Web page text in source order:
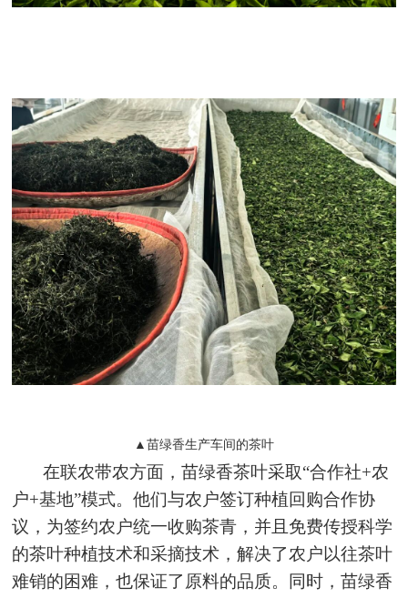
▲苗绿香生产车间的茶叶
在联农带农方面，苗绿香茶叶采取“合作社+农
户+基地”模式。他们与农户签订种植回购合作协
议，为签约农户统一收购茶青，并且免费传授科学
的茶叶种植技术和采摘技术，解决了农户以往茶叶
难销的困难，也保证了原料的品质。同时，苗绿香